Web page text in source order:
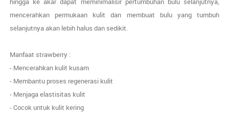
mencerahkan permukaan kulit dan membuat bulu yang tumbuh
selanjutnya akan lebih halus dan sedikit.
Manfaat strawberry :
- Mencerahkan kulit kusam
- Membantu proses regenerasi kulit
- Menjaga elastisitas kulit
- Cocok untuk kulit kering